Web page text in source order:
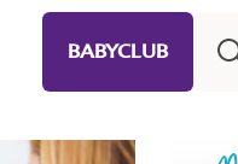
BABYCLUB